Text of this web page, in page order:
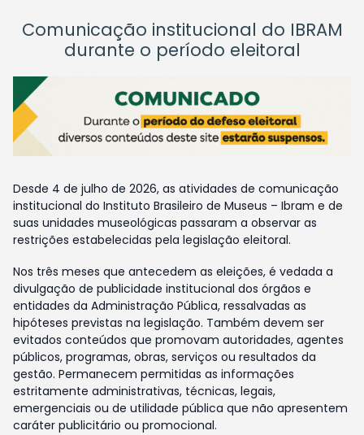
Comunicação institucional do IBRAM
durante o período eleitoral
Desde 4 de julho de 2026, as atividades de comunicação
institucional do Instituto Brasileiro de Museus – Ibram e de
suas unidades museológicas passaram a observar as
restrições estabelecidas pela legislação eleitoral.
Nos três meses que antecedem as eleições, é vedada a
divulgação de publicidade institucional dos órgãos e
entidades da Administração Pública, ressalvadas as
hipóteses previstas na legislação. Também devem ser
evitados conteúdos que promovam autoridades, agentes
públicos, programas, obras, serviços ou resultados da
gestão. Permanecem permitidas as informações
estritamente administrativas, técnicas, legais,
emergenciais ou de utilidade pública que não apresentem
caráter publicitário ou promocional.